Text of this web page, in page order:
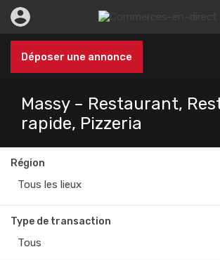
Déposer une annonce
Massy – Restaurant,
rapide, Pizzeria
Région
Tous les lieux
Type de transaction
Tous